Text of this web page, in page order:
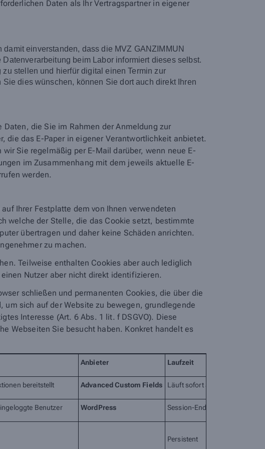
Daten als Ihr Vertragspartner in eigener
einverstanden, dass die MVZ GANZIMMUN
beim Labor informiert dieses selbst.
stellen und hierfür digital einen Termin zur
dies wünschen, können Sie dort auch direkt Ihren
die Sie im Rahmen der Anmeldung zur
die das E-Paper in eigener Verantwortlichkeit anbietet.
Sie regelmäßig per E-Mail darüber, wenn neue E-
im Zusammenhang mit dem jeweils aktuelle E-
werden.
Ihrer Festplatte dem von Ihnen verwendeten
welche der Stelle, die das Cookie setzt, bestimmte
übertragen und daher keine Schäden anrichten.
zu machen.
Teilweise enthalten Cookies aber auch lediglich
Nutzer aber nicht direkt identifizieren.
schließen und permanenten Cookies, die über die
sich auf der Website zu bewegen, grundlegende
Interesse (Art. 6 Abs. 1 lit. f DSGVO). Diese
Webseiten Sie besucht haben. Konkret handelt es
Anbieter Laufzeit
bereitstellt Advanced Custom Fields Läuft sofort ab
Benutzer WordPress Session-Ende
Persistent